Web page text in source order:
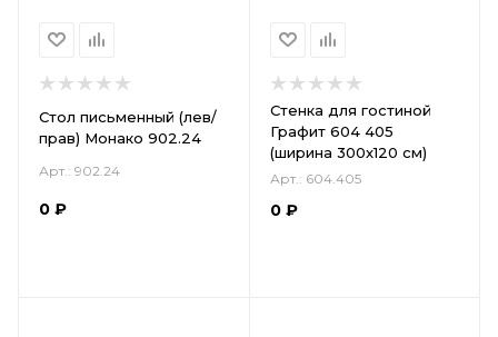
Стол письменный (лев/
прав) Монако 902.24
Арт.: 902.24
0 ₽
Стенка для гостиной
Графит 604 405
(ширина 300х120 см)
Арт.: 604.405
0₽